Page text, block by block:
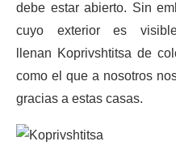
debe estar abierto. Sin
cuyo exterior es
llenan Koprivshtitsa de
como el que a nosotros
gracias a estas casas.